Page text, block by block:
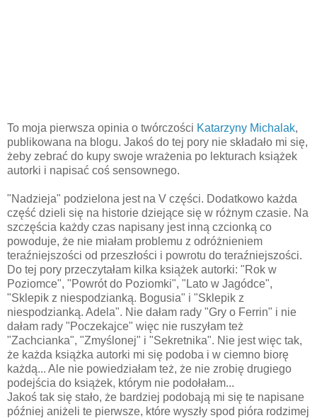
To moja pierwsza opinia o twórczości Katarzyny Michalak,
publikowana na blogu. Jakoś do tej pory nie składało mi się,
żeby zebrać do kupy swoje wrażenia po lekturach książek
autorki i napisać coś sensownego.
"Nadzieja" podzielona jest na V części. Dodatkowo każda
część dzieli się na historie dziejące się w różnym czasie. Na
szczęścia każdy czas napisany jest inną czcionką co
powoduje, że nie miałam problemu z odróżnieniem
teraźniejszości od przeszłości i powrotu do teraźniejszości.
Do tej pory przeczytałam kilka książek autorki: "Rok w
Poziomce", "Powrót do Poziomki", "Lato w Jagódce",
"Sklepik z niespodzianką. Bogusia" i "Sklepik z
niespodzianką. Adela". Nie dałam rady "Gry o Ferrin" i nie
dałam rady "Poczekajce" więc nie ruszyłam też
"Zachcianka", "Zmyślonej" i "Sekretnika". Nie jest więc tak,
że każda książka autorki mi się podoba i w ciemno biorę
każdą... Ale nie powiedziałam też, że nie zrobię drugiego
podejścia do książek, którym nie podołałam...
Jakoś tak się stało, że bardziej podobają mi się te napisane
później aniżeli te pierwsze, które wyszły spod pióra rodzimej